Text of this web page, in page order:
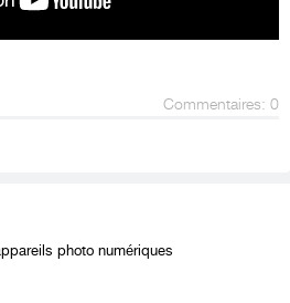
Commentaires: 0
photo numériques